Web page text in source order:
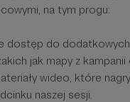
na tym progu:
dostęp do dodatkowych
jak mapy z kampanii
wideo, które
naszej sesji.